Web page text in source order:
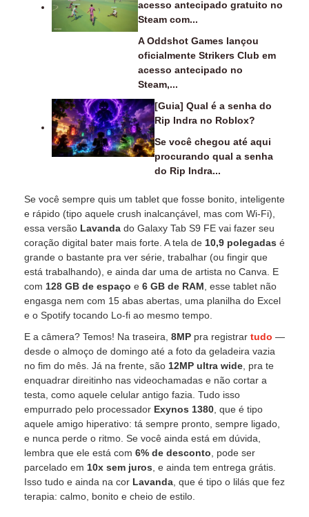
acesso antecipado gratuito no
Steam com...
A Oddshot Games lançou
oficialmente Strikers Club em
acesso antecipado no
Steam,...
[Guia] Qual é a senha do
Rip Indra no Roblox?
Se você chegou até aqui
procurando qual a senha
do Rip Indra...
Se você sempre quis um tablet que fosse bonito, inteligente
e rápido (tipo aquele crush inalcançável, mas com Wi-Fi),
essa versão Lavanda do Galaxy Tab S9 FE vai fazer seu
coração digital bater mais forte. A tela de 10,9 polegadas é
grande o bastante pra ver série, trabalhar (ou fingir que
está trabalhando), e ainda dar uma de artista no Canva. E
com 128 GB de espaço e 6 GB de RAM , esse tablet não
engasga nem com 15 abas abertas, uma planilha do Excel
e o Spotify tocando Lo-fi ao mesmo tempo.
E a câmera? Temos! Na traseira, 8MP pra registrar tudo —
desde o almoço de domingo até a foto da geladeira vazia
no fim do mês. Já na frente, são 12MP ultra wide , pra te
enquadrar direitinho nas videochamadas e não cortar a
testa, como aquele celular antigo fazia. Tudo isso
empurrado pelo processador Exynos 1380 , que é tipo
aquele amigo hiperativo: tá sempre pronto, sempre ligado,
e nunca perde o ritmo. Se você ainda está em dúvida,
lembra que ele está com 6% de desconto , pode ser
parcelado em 10x sem juros , e ainda tem entrega grátis.
Isso tudo e ainda na cor Lavanda , que é tipo o lilás que fez
terapia: calmo, bonito e cheio de estilo.